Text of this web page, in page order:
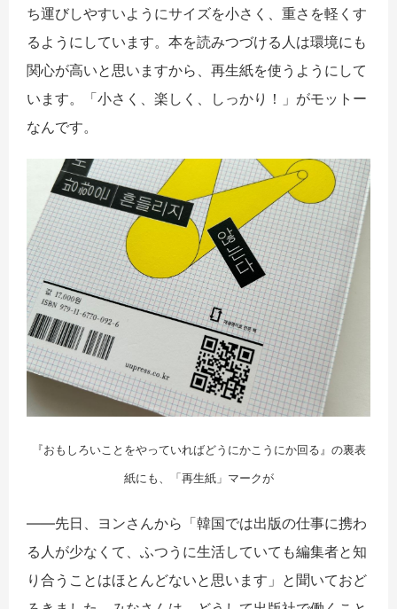
ち運びしやすいようにサイズを小さく、重さを軽くす
るようにしています。本を読みつづける人は環境にも
関心が高いと思いますから、再生紙を使うようにして
います。「小さく、楽しく、しっかり！」がモットー
なんです。
『おもしろいことをやっていればどうにかこうにか回る』の裏表
紙にも、「再生紙」マークが
――先日、ヨンさんから「韓国では出版の仕事に携わ
る人が少なくて、ふつうに生活していても編集者と知
り合うことはほとんどないと思います」と聞いておど